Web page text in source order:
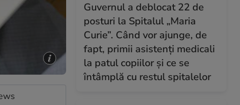
Guvernul a deblocat 22 de
posturi la Spitalul „Maria
Curie”. Când vor ajunge, de
fapt, primii asistenți medicali
la patul copiilor și ce se
întâmplă cu restul spitalelor